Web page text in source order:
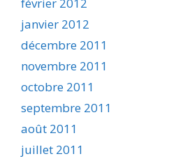
janvier 2012
décembre 2011
novembre 2011
octobre 2011
septembre 2011
août 2011
juillet 2011